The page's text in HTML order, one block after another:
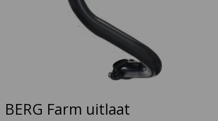
BERG Farm uitlaat
Skip
to